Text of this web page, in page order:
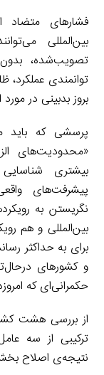
فشارهای متضاد
بین‌المللی
تصویب‌شده،
توانمندی عملکرد،
بروز بدبینی در
پرسشی که
«محدودیت‌های
بیشتری
پیشرفت‌های
نگریستن به
بین‌المللی و هم
برای به حداکثر
و کشورهای
حکمرانی‌ای که
از بررسی هشت
ترکیبی از سه
نتیجه‌ی اصلاح